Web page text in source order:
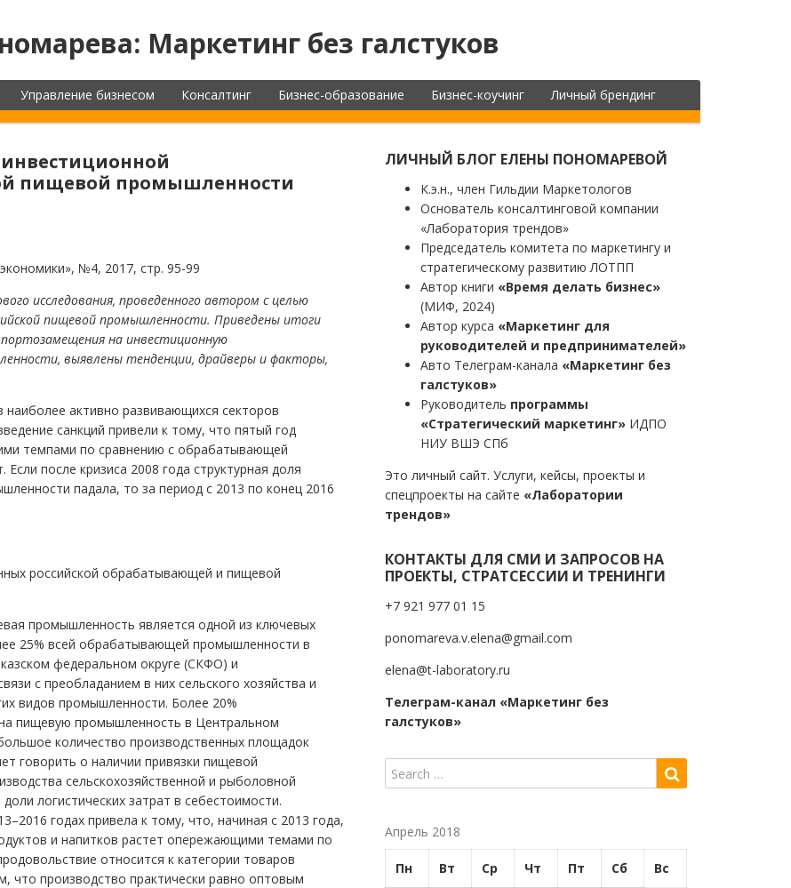
Маркетинг без галстуков
Управление бизнесом Консалтинг Бизнес-образование Бизнес-коучинг Личный брендинг
пищевой промышленности
№4, 2017, стр. 95-99
исследования, проведенного автором с целью
пищевой промышленности. Приведены итоги
на инвестиционную
выявлены тенденции, драйверы и факторы,
активно развивающихся секторов
санкций привели к тому, что пятый год
темпами по сравнению с обрабатывающей
после кризиса 2008 года структурная доля
падала, то за период с 2013 по конец 2016
российской обрабатывающей и пищевой
промышленность является одной из ключевых
25% всей обрабатывающей промышленности в
федеральном округе (СКФО) и
с преобладанием в них сельского хозяйства и
видов промышленности. Более 20%
пищевую промышленность в Центральном
количество производственных площадок
говорить о наличии привязки пищевой
сельскохозяйственной и рыболовной
логистических затрат в себестоимости.
годах привела к тому, что, начиная с 2013 года,
и напитков растет опережающими темами по
относится к категории товаров
что производство практически равно оптовым
ЛИЧНЫЙ БЛОГ ЕЛЕНЫ ПОНОМАРЕВОЙ
К.э.н., член Гильдии Маркетологов
Основатель консалтинговой компании
«Лаборатория трендов»
Председатель комитета по маркетингу и
стратегическому развитию ЛОТПП
Автор книги «Время делать бизнес»
(МИФ, 2024)
Автор курса «Маркетинг для
руководителей и предпринимателей»
Авто Телеграм-канала «Маркетинг без
галстуков»
Руководитель программы
«Стратегический маркетинг» ИДПО
НИУ ВШЭ СПб
Это личный сайт. Услуги, кейсы, проекты и
спецпроекты на сайте «Лаборатории
трендов»
КОНТАКТЫ ДЛЯ СМИ И ЗАПРОСОВ НА
ПРОЕКТЫ, СТРАТСЕССИИ И ТРЕНИНГИ
+7 921 977 01 15
ponomareva.v.elena@gmail.com
elena@t-laboratory.ru
Телеграм-канал «Маркетинг без
галстуков»
Апрель 2018
Пн Вт Ср Чт Пт Сб Вс